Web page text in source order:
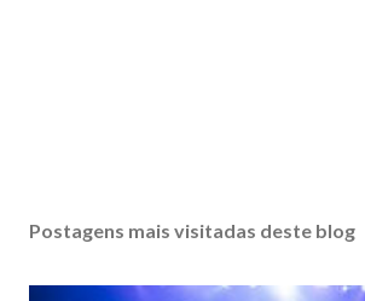
Postagens mais visitadas deste blog